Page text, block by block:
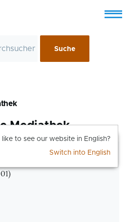
Menu
Mediathek
Österreichische
to see our website in English?
Switch into English